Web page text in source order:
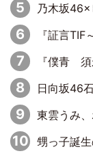
乃木坂46×ビルデ
『証言TIF～アイドル戦国時代とはなん
『僕青 須永心海
日向坂46石塚瑶季、東京ドー
東雲うみ、
甥っ子誕生の松田好花